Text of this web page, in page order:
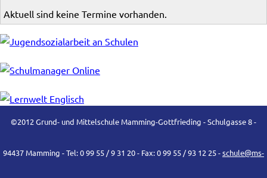
Aktuell sind keine Termine vorhanden.
©2012 Grund- und Mittelschule Mamming-Gottfrieding - Schulgasse 8 -
94437 Mamming - Tel: 0 99 55 / 9 31 20 - Fax: 0 99 55 / 93 12 25 -schule@ms-